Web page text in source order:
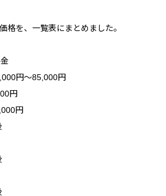
格を、一覧表にまとめました。
円～85,000円
円
円